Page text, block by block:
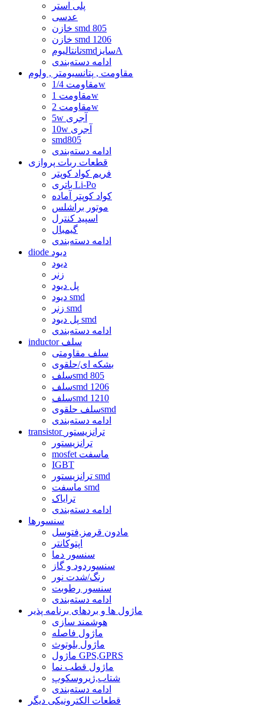
پلی استر
عدسی
خازن smd 805
خازن smd 1206
تانتالیومsmdسایزA
ادامه دسته‌بندی
مقاومت , پتانسیومتر , ولوم
مقاومت 1/4w
مقاومت 1w
مقاومت 2w
5w آجری
10w آجری
smd805
ادامه دسته‌بندی
قطعات ربات پروازی
فریم کواد کوپتر
باتری Li-Po
کواد کوپتر آماده
موتور براشلس
اسپید کنترل
گیمبال
ادامه دسته‌بندی
diode دیود
دیود
زنر
پل دیود
دیود smd
زنر smd
پل دیود smd
ادامه دسته‌بندی
inductor سلف
سلف مقاومتی
بشکه ای/حلقوی
سلفsmd 805
سلفsmd 1206
سلفsmd 1210
سلف حلقویsmd
ادامه دسته‌بندی
transistor ترانزیستور
ترانزیستور
mosfet ماسفت
IGBT
ترانزیستور smd
ماسفت smd
ترایاک
ادامه دسته‌بندی
سنسورها
مادون قرمز,فتوسل
اپتوکانتر
سنسور دما
سنسوردود و گاز
رنگ/شدت نور
سنسور رطوبت
ادامه دسته‌بندی
ماژول ها و بردهای برنامه پذیر
هوشمند سازی
ماژول فاصله
ماژول بلوتوث
ماژول GPS,GPRS
ماژول قطب نما
شتاب,ژیروسکوپ
ادامه دسته‌بندی
قطعات الکترونیکی دیگر